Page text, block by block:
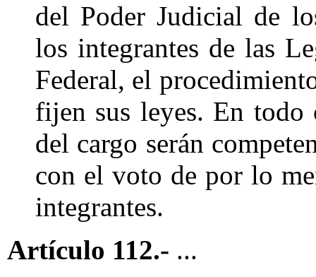
del Poder Judicial de
los integrantes de las
Federal, el
fijen sus leyes. En todo
del cargo serán
con el voto de por lo
integrantes.
Artículo 112.- ...